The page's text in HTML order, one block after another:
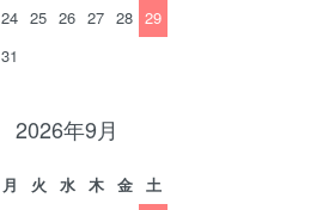
24 25 26 27 28 29
31
2026年9月
月 火 水 木 金
土